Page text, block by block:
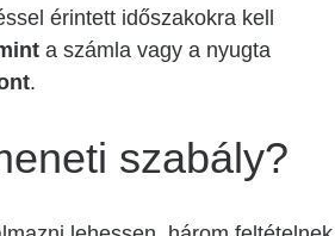
érintett időszakokra kell
a számla vagy a nyugta
.
szabály?